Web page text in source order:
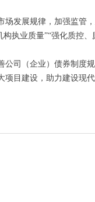
发展规律，加强监
执业质量”“强化质控
司（企业）债券制度
目建设，助力建设现